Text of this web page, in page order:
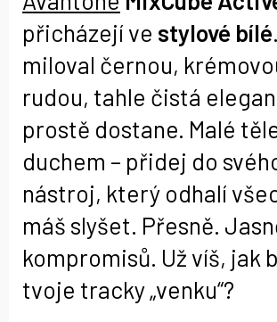
přicházejí ve stylové bílé
miloval černou,
rudou, tahle čistá
prostě dostane. Malé
duchem – přidej do
nástroj, který odhalí
máš slyšet. Přesně.
kompromisů. Už víš, jak
tvoje tracky „venku“?